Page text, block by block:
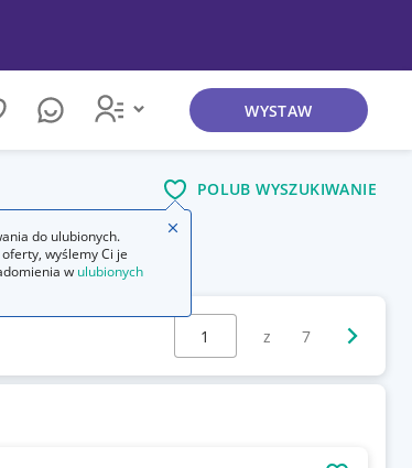
WYSTAW
POLUB WYSZUKIWANIE
Wybierz stronę:
z 7
do ulubionych.
wyślemy Ci je
w ulubionych
Zamknij wskazówkę